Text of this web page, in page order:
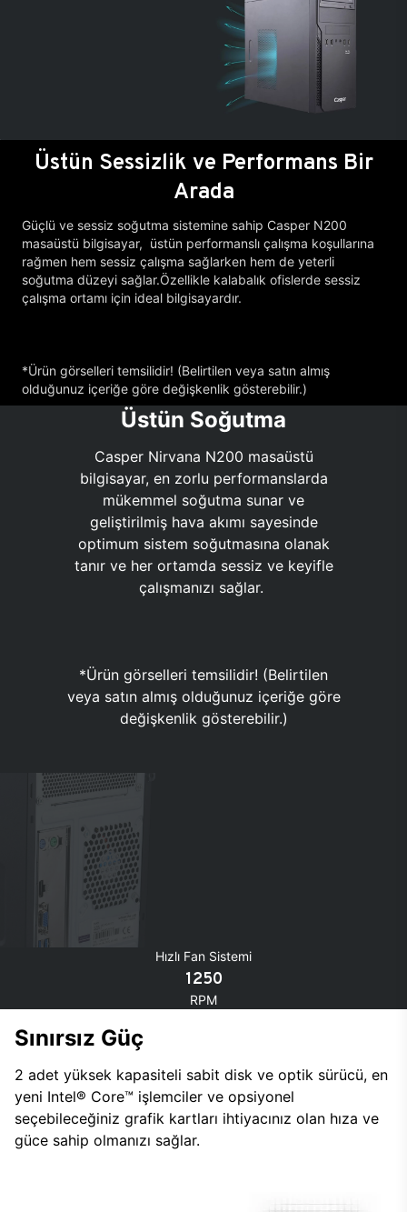
Üstün Sessizlik ve Performans Bir
Arada
Güçlü ve sessiz soğutma sistemine sahip Casper N200
masaüstü bilgisayar, üstün performanslı çalışma koşullarına
rağmen hem sessiz çalışma sağlarken hem de yeterli
soğutma düzeyi sağlar.Özellikle kalabalık ofislerde sessiz
çalışma ortamı için ideal bilgisayardır.
*Ürün görselleri temsilidir! (Belirtilen veya satın almış
olduğunuz içeriğe göre değişkenlik gösterebilir.)
Üstün Soğutma
Casper Nirvana N200 masaüstü
bilgisayar, en zorlu performanslarda
mükemmel soğutma sunar ve
geliştirilmiş hava akımı sayesinde
optimum sistem soğutmasına olanak
tanır ve her ortamda sessiz ve keyifle
çalışmanızı sağlar.
*Ürün görselleri temsilidir! (Belirtilen
veya satın almış olduğunuz içeriğe göre
değişkenlik gösterebilir.)
Hızlı Fan Sistemi
1250
RPM
Sınırsız Güç
2 adet yüksek kapasiteli sabit disk ve optik sürücü, en
yeni Intel® Core™ işlemciler ve opsiyonel
seçebileceğiniz grafik kartları ihtiyacınız olan hıza ve
güce sahip olmanızı sağlar.